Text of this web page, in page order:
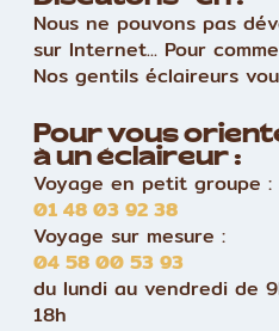
Nous ne pouvons pas
sur Internet... Pour
Nos gentils éclaireurs
Pour vous
à un éclaireur :
Voyage en petit groupe :
01 48 03 92 38
Voyage sur mesure :
04 58 00 53 93
du lundi au vendredi de
18h